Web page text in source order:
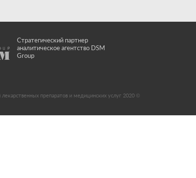
Стратегический партнер
аналитическое агентство DSM
Group
препаратов и медицинских услуг 2020 ©